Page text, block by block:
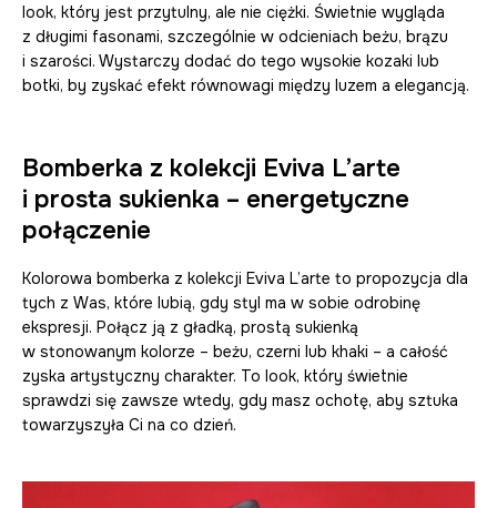
look, który jest przytulny, ale nie ciężki. Świetnie wygląda
z długimi fasonami, szczególnie w odcieniach beżu, brązu
i szarości. Wystarczy dodać do tego wysokie kozaki lub
botki, by zyskać efekt równowagi między luzem a elegancją.
Bomberka z kolekcji Eviva L’arte
i prosta sukienka – energetyczne
połączenie
Kolorowa bomberka z kolekcji Eviva L’arte to propozycja dla
tych z Was, które lubią, gdy styl ma w sobie odrobinę
ekspresji. Połącz ją z gładką, prostą sukienką
w stonowanym kolorze – beżu, czerni lub khaki – a całość
zyska artystyczny charakter. To look, który świetnie
sprawdzi się zawsze wtedy, gdy masz ochotę, aby sztuka
towarzyszyła Ci na co dzień.